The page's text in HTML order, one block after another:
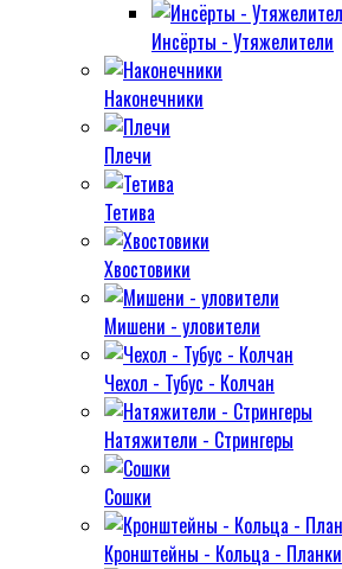
Инсёрты - Утяжелители
Наконечники
Плечи
Тетива
Хвостовики
Мишени - уловители
Чехол - Тубус - Колчан
Натяжители - Стрингеры
Сошки
Кронштейны - Кольца - Планки